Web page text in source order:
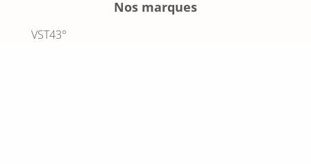
Nos marques
VST43°